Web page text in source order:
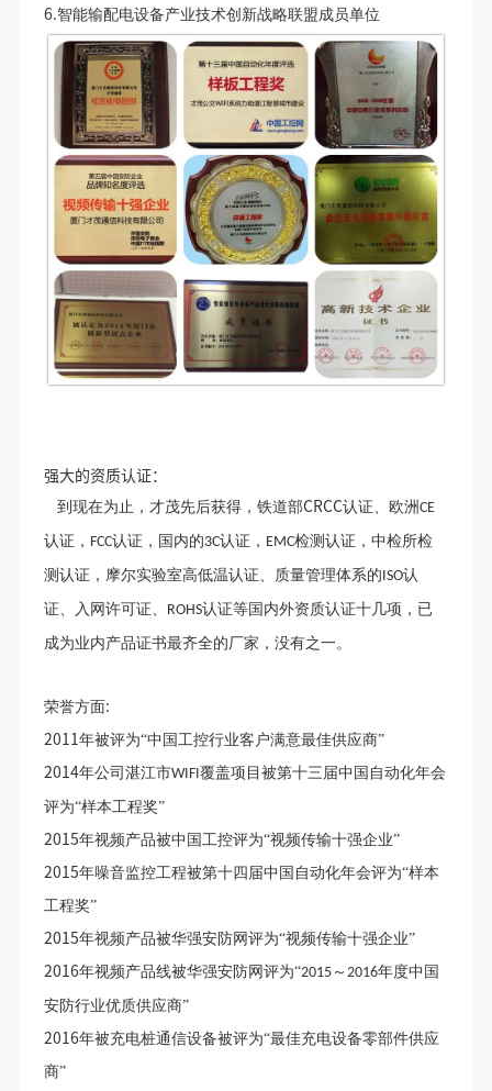
6.智能输配电设备产业技术创新战略联盟成员单位
强大的资质认证：
到现在为止，才茂先后获得，铁道部CRCC认证、欧洲CE
认证， FCC认证，国内的3C认证， EMC检测认证，中检所检
测认证，摩尔实验室高低温认证、质量管理体系的ISO认
证、入网许可证、 ROHS认证等国内外资质认证十几项，已
成为业内产品证书最齐全的厂家，没有之一。
荣誉方面:
2011年被评为“中国工控行业客户满意最佳供应商”
2014年公司湛江市WIFI覆盖项目被第十三届中国自动化年会
评为“样本工程奖”
2015年视频产品被中国工控评为“视频传输十强企业”
2015年噪音监控工程被第十四届中国自动化年会评为“样本
工程奖”
2015年视频产品被华强安防网评为“视频传输十强企业”
2016年视频产品线被华强安防网评为“2015 ～2016年度中国
安防行业优质供应商”
2016年被充电桩通信设备被评为“最佳充电设备零部件供应
商”